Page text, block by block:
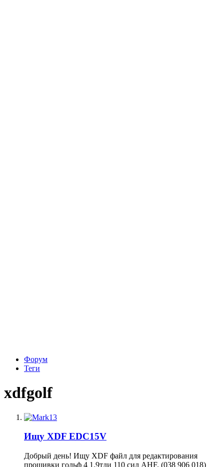
Форум
Теги
xdfgolf
Ищу XDF EDC15V
Добрый день! Ищу XDF файл для редактирования
прошивки гольф 4 1.9тди 110 сил AHF. (038 906 018)